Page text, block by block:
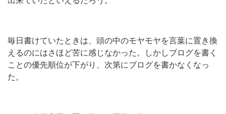
毎日書けていたときは、頭の中のモヤモヤを言葉に置き換
えるのにはさほど苦に感じなかった。しかしブログを書く
ことの優先順位が下がり、次第にブログを書かなくなっ
た。